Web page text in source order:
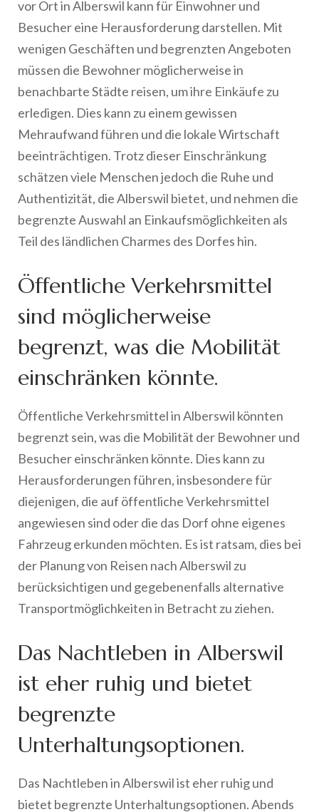
vor Ort in Alberswil kann für Einwohner und
Besucher eine Herausforderung darstellen. Mit
wenigen Geschäften und begrenzten Angeboten
müssen die Bewohner möglicherweise in
benachbarte Städte reisen, um ihre Einkäufe zu
erledigen. Dies kann zu einem gewissen
Mehraufwand führen und die lokale Wirtschaft
beeinträchtigen. Trotz dieser Einschränkung
schätzen viele Menschen jedoch die Ruhe und
Authentizität, die Alberswil bietet, und nehmen die
begrenzte Auswahl an Einkaufsmöglichkeiten als
Teil des ländlichen Charmes des Dorfes hin.
Öffentliche Verkehrsmittel
sind möglicherweise
begrenzt, was die Mobilität
einschränken könnte.
Öffentliche Verkehrsmittel in Alberswil könnten
begrenzt sein, was die Mobilität der Bewohner und
Besucher einschränken könnte. Dies kann zu
Herausforderungen führen, insbesondere für
diejenigen, die auf öffentliche Verkehrsmittel
angewiesen sind oder die das Dorf ohne eigenes
Fahrzeug erkunden möchten. Es ist ratsam, dies bei
der Planung von Reisen nach Alberswil zu
berücksichtigen und gegebenenfalls alternative
Transportmöglichkeiten in Betracht zu ziehen.
Das Nachtleben in Alberswil
ist eher ruhig und bietet
begrenzte
Unterhaltungsoptionen.
Das Nachtleben in Alberswil ist eher ruhig und
bietet begrenzte Unterhaltungsoptionen. Abends